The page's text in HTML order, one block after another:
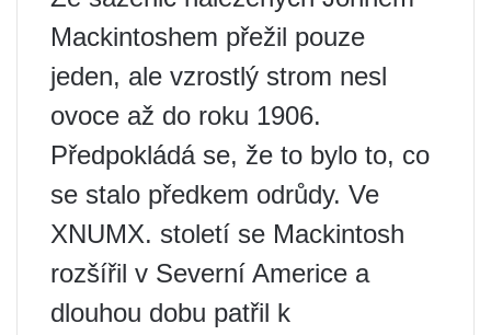
Mackintoshem přežil pouze
jeden, ale vzrostlý strom nesl
ovoce až do roku 1906.
Předpokládá se, že to bylo to, co
se stalo předkem odrůdy. Ve
XNUMX. století se Mackintosh
rozšířil v Severní Americe a
dlouhou dobu patřil k